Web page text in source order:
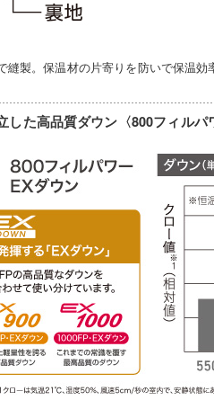
縫製。保温材の片寄りを防いで保温
した高品質ダウン〈800フィルパ